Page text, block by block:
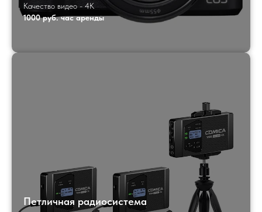
Качество видео - 4K
1000 руб. час аренды
Петличная радиосистема